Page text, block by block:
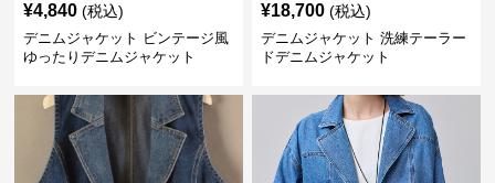
¥4,840 (税込)
デニムジャケット ビンテージ風
ゆったりデニムジャケット
¥18,700 (税込)
デニムジャケット 洗練テーラー
ドデニムジャケット